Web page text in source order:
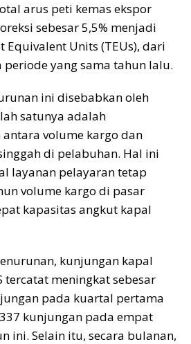
arus peti kemas ekspor
sebesar 5,5% menjadi
Equivalent Units (TEUs), dari
periode yang sama tahun lalu.
ini disebabkan oleh
satunya adalah
volume kargo dan
di pelabuhan. Hal ini
layanan pelayaran tetap
volume kargo di pasar
kapasitas angkut kapal
kunjungan kapal
tercatat meningkat sebesar
pada kuartal pertama
kunjungan pada empat
ini. Selain itu, secara bulanan,